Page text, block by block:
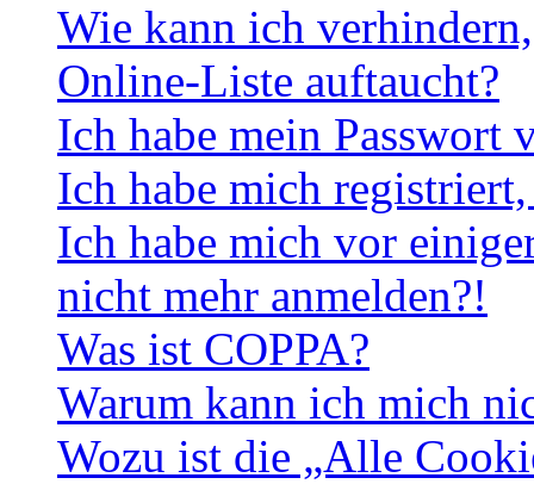
Wie kann ich
Online-Liste auftaucht?
Ich habe mein Passwort
Ich habe mich
Ich habe mich vor
nicht mehr anmelden?!
Was ist COPPA?
Warum kann ich mich
Wozu ist die „Alle